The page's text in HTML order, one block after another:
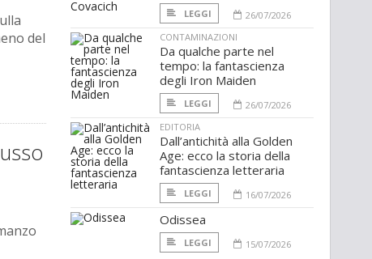
del
LEGGI
26/07/2026
CONTAMINAZIONI
Da qualche parte nel
tempo: la fantascienza
degli Iron Maiden
LEGGI
26/07/2026
EDITORIA
Dall’antichità alla Golden
Age: ecco la storia della
fantascienza letteraria
LEGGI 16/07/2026
Odissea
LEGGI 15/07/2026